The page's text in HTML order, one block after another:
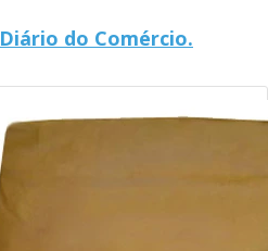
Diário do Comércio.